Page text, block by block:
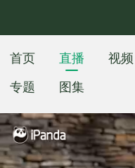
首页 直播 视频
专题
图集